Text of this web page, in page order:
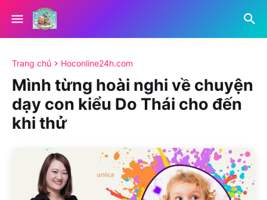
Trang chủ Hoconline24h.com
Mình từng hoài nghi về chuyện
dạy con kiểu Do Thái cho đến
khi thử